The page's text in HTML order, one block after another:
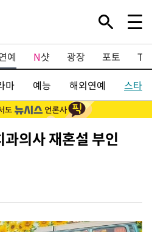
예 N샷 광장 포토 TV
마 예능 해외연예 스타
의사 재혼설 부인